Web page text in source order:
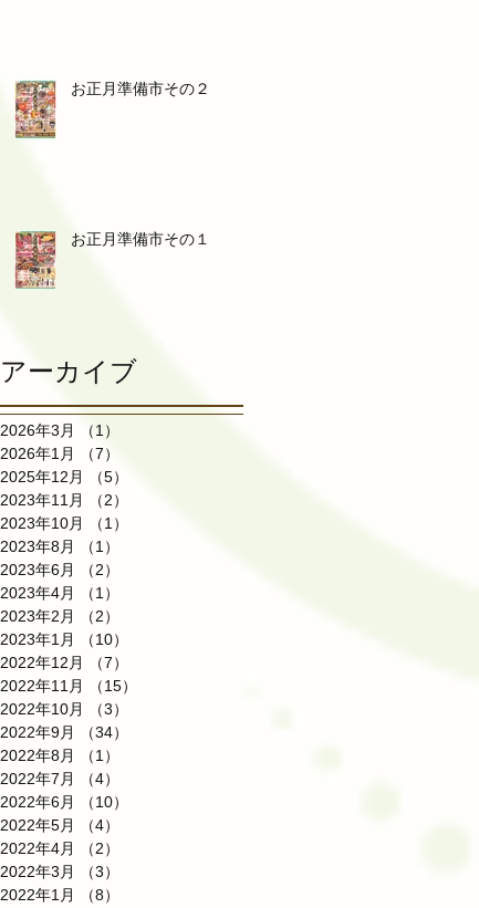
お正月準備市その２
お正月準備市その１
アーカイブ
2026年3月 （1）
2026年1月
（7）
2025年12月
（5）
2023年11月
（2）
2023年10月
（1）
2023年8月
（1）
2023年6月
（2）
2023年4月
（1）
2023年2月
（2）
2023年1月
（10）
2022年12月
（7）
2022年11月
（15）
2022年10月
（3）
2022年9月
（34）
2022年8月
（1）
2022年7月
（4）
2022年6月
（10）
2022年5月
（4）
2022年4月
（2）
2022年3月
（3）
2022年1月
（8）